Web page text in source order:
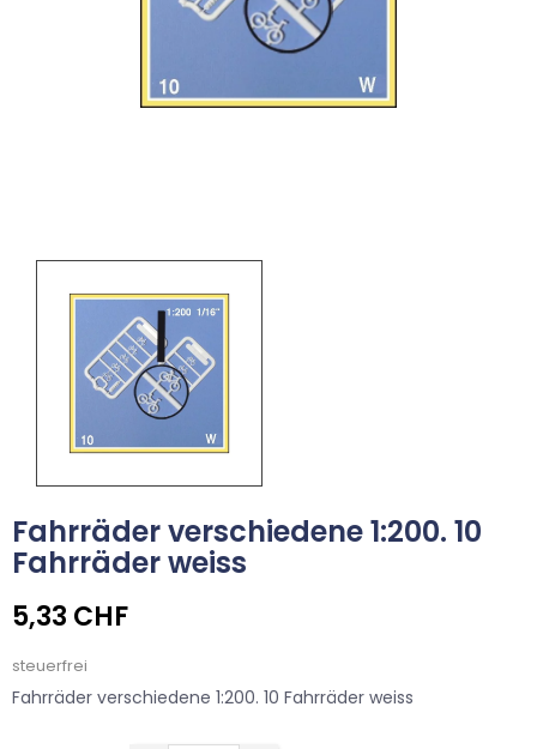
Fahrräder verschiedene 1:200. 10
Fahrräder weiss
5,33 CHF
steuerfrei
Fahrräder verschiedene 1:200. 10 Fahrräder weiss